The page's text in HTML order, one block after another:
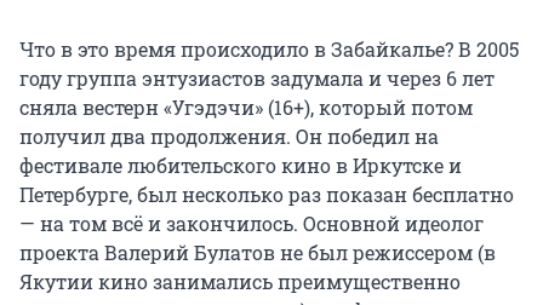
Что в это время происходило в Забайкалье? В 2005
году группа энтузиастов задумала и через 6 лет
сняла вестерн «Угэдэчи» (16+), который потом
получил два продолжения. Он победил на
фестивале любительского кино в Иркутске и
Петербурге, был несколько раз показан бесплатно
— на том всё и закончилось. Основной идеолог
проекта Валерий Булатов не был режиссером (в
Якутии кино занимались преимущественно